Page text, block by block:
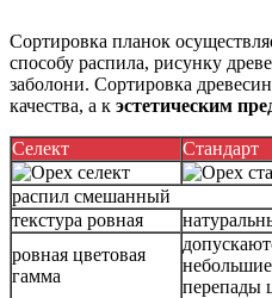
Сортировка планок
способу распила, рисунку
заболони. Сортировка
качества, а к эстетическим
Селект Стандарт
распил смешанный
текстура ровная
ровная цветовая
гамма
небольшие
перепады